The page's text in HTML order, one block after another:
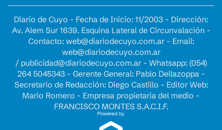
Diario de Cuyo - Fecha de Inicio: 11/2003 - Dirección:
Av. Alem Sur 1639. Esquina Lateral de Circunvalación -
Contacto: web@diariodecuyo.com.ar- Email:
web@diariodecuyo.com.ar
/ publicidad@diariodecuyo.com.ar- Whatsapp: (054)
264 5045343 - Gerente General: Pablo Dellazoppa -
Secretario de Redacción: Diego Castillo - Editor Web:
Mario Romero - Empresa propietaria del medio -
FRANCISCO MONTES S.A.C.I.F.